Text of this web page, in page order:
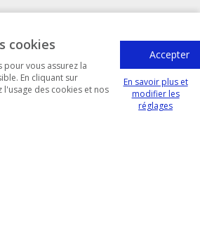
Conditions d'utilisation
cookies
pour vous assurez la
En cliquant sur
l'usage des cookies et nos
Accepter
En savoir plus et
modifier les
réglages